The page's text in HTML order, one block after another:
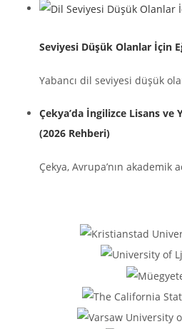
Seviyesi Düşük Olanlar İçin
Yabancı dil seviyesi düşük
Çekya’da İngilizce Lisans ve
(2026 Rehberi)
Çekya, Avrupa’nın akademik